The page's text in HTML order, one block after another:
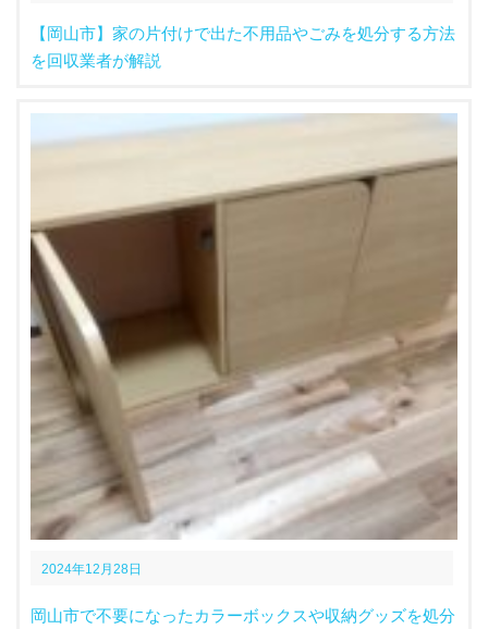
【岡山市】家の片付けで出た不用品やごみを処分する方法
を回収業者が解説
2024年12月28日
岡山市で不要になったカラーボックスや収納グッズを処分